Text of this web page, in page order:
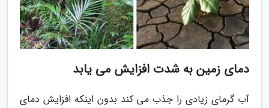
دمای زمین به شدت افزایش می یابد
آب گرمای زیادی را جذب می کند بدون اینکه افزایش دمای